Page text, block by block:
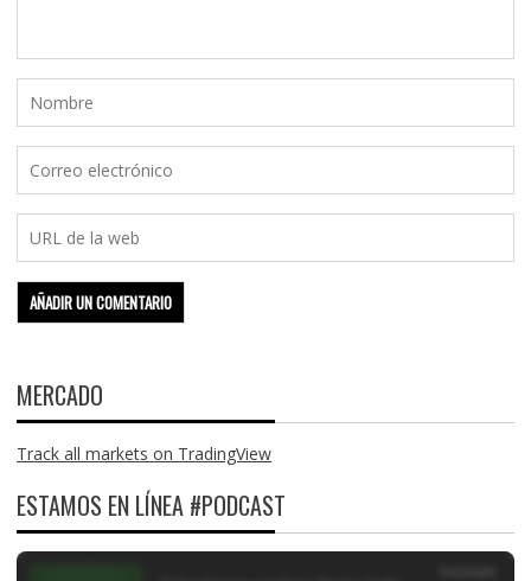
MERCADO
Track all markets on TradingView
ESTAMOS EN LÍNEA #PODCAST